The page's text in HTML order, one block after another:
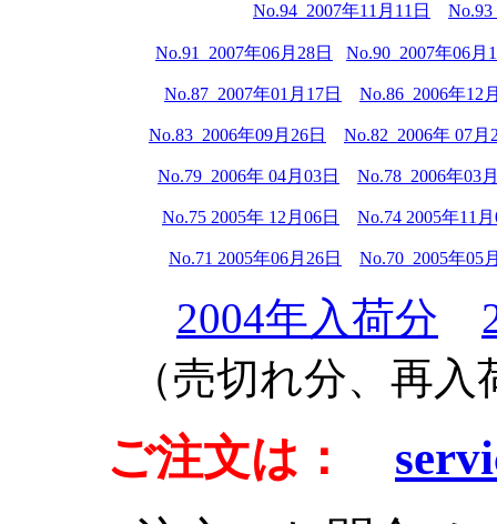
No.94 2007年11月11日
No.91 2007年06月28日 No.90 2007年06月
No.87 2007年01月17日 No.86 2006年12
No.83 2006年09月26日 No.82 2006年 07月
No.79 2006年 04月03日 No.78 2006年03
No.75 2005年 12月06日 No.74 2005年11
No.71 2005年06月26日 No.70 2005年05
2004年入荷分
（売切れ分、再
ご注文は：